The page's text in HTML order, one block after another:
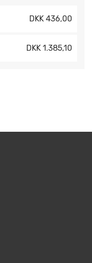
DKK 436,00
DKK 1.385,10